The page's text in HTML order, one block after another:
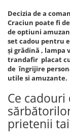
Decizia de a
Craciun poate fi
de optiuni
set cadou pentru
și grădină , lampa
trandafir placat
de îngrijire
utile si amuzante.
Ce
prietenii